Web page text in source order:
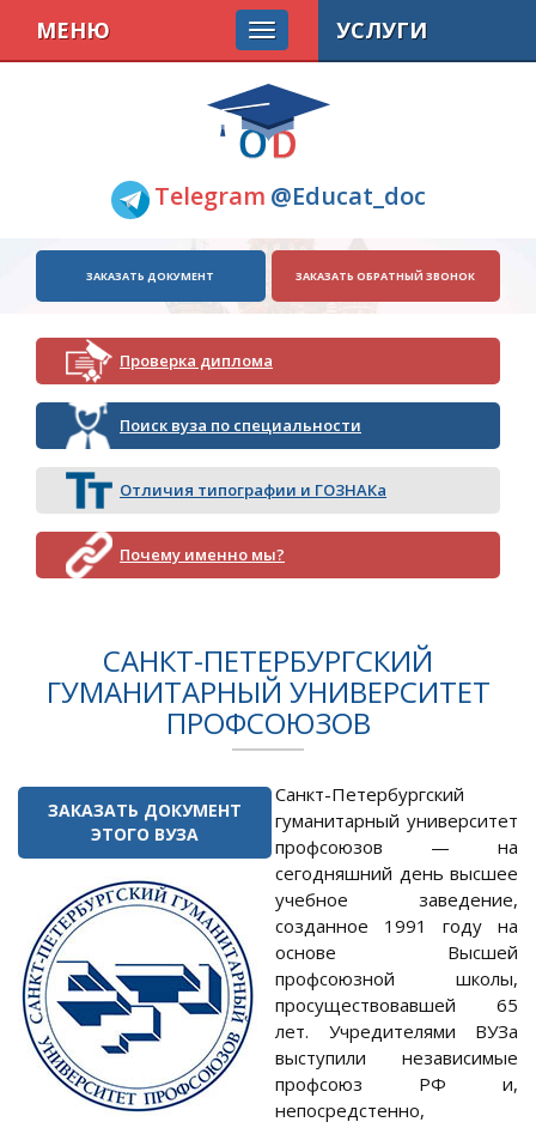
Telegram @Educat_doc
МЕНЮ
ЗАКАЗАТЬ ДОКУМЕНТ ЗАКАЗАТЬ ОБРАТНЫЙ ЗВОНОК
Проверка диплома
Поиск вуза по специальности
Отличия типографии и ГОЗНАКа
Почему именно мы?
УСЛУГИ
САНКТ-ПЕТЕРБУРГСКИЙ
ГУМАНИТАРНЫЙ УНИВЕРСИТЕТ
ПРОФСОЮЗОВ
ЗАКАЗАТЬ ДОКУМЕНТ
ЭТОГО ВУЗА
Санкт-Петербургский
гуманитарный университет
профсоюзов — на
сегодняшний день высшее
учебное заведение,
созданное 1991 году на
основе Высшей
профсоюзной школы,
просуществовавшей 65
лет. Учредителями ВУЗа
выступили независимые
профсоюз РФ и,
непосредстенно,